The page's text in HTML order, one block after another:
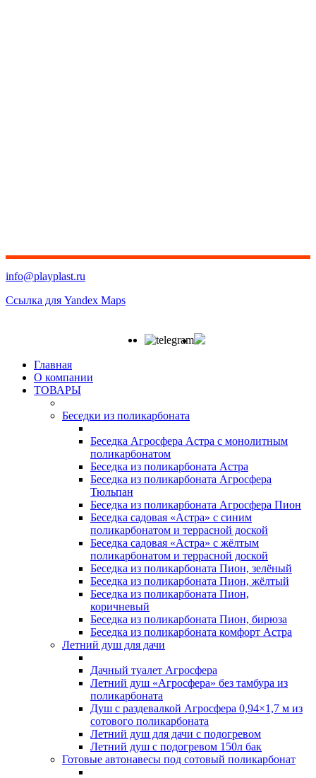
info@playplast.ru
Ссылка для Yandex Maps
Главная
О компании
ТОВАРЫ
Беседки из поликарбоната
Беседка Агросфера Астра с монолитным
поликарбонатом
Беседка из поликарбоната Астра
Беседка из поликарбоната Агросфера
Тюльпан
Беседка из поликарбоната Агросфера Пион
Беседка садовая «Астра» с синим
поликарбонатом и террасной доской
Беседка садовая «Астра» с жёлтым
поликарбонатом и террасной доской
Беседка из поликарбоната Пион, зелёный
Беседка из поликарбоната Пион, жёлтый
Беседка из поликарбоната Пион,
коричневый
Беседка из поликарбоната Пион, бирюза
Беседка из поликарбоната комфорт Астра
Летний душ для дачи
Дачный туалет Агросфера
Летний душ «Агросфера» без тамбура из
поликарбоната
Душ с раздевалкой Агросфера 0,94×1,7 м из
сотового поликарбоната
Летний душ для дачи с подогревом
Летний душ с подогревом 150л бак
Готовые автонавесы под сотовый поликарбонат